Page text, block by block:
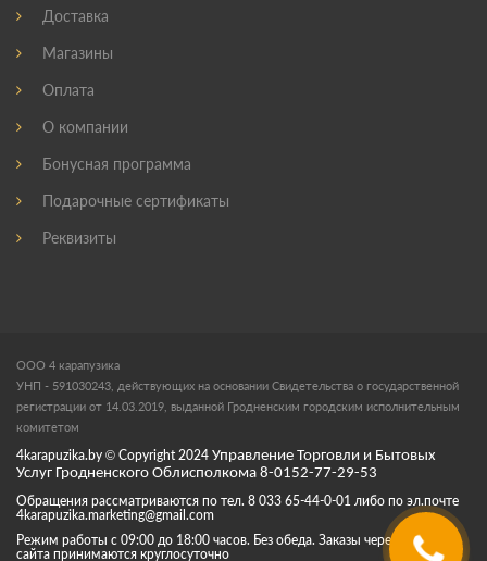
Доставка
Магазины
Оплата
О компании
Бонусная программа
Подарочные сертификаты
Реквизиты
ООО 4 карапузика
УНП - 591030243, действующих на основании Свидетельства о государственной
регистрации от 14.03.2019, выданной Гродненским городским исполнительным
комитетом
4karapuzika.by © Copyright 2024 Управление Торговли и Бытовых
Услуг Гродненского Облисполкома 8-0152-77-29-53
Обращения рассматриваются по тел. 8 033 65-44-0-01 либо по эл.почте
4karapuzika.marketing@gmail.com
Режим работы с 09:00 до 18:00 часов. Без обеда. Заказы через корзину
сайта принимаются круглосуточно